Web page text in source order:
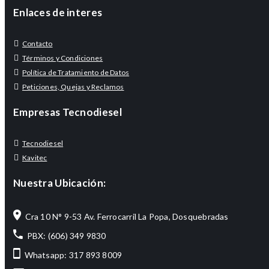
Enlaces de interes
Contacto
Términos y Condiciones
Política de Tratamiento de Datos
Peticiones, Quejas y Reclamos
Empresas Tecnodiesel
Tecnodiesel
Kavitec
Nuestra Ubicación:
Cra 10 N° 9-53 Av. Ferrocarril La Popa, Dosquebradas
PBX: (606) 349 9830
Whatsapp: 317 893 8009